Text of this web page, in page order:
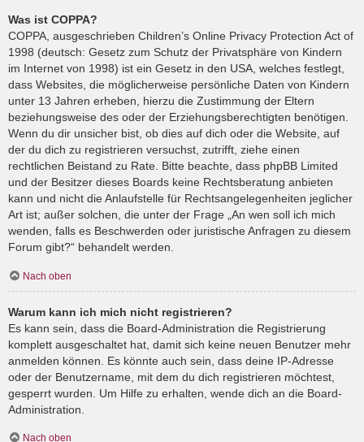
Was ist COPPA?
COPPA, ausgeschrieben Children’s Online Privacy Protection Act of
1998 (deutsch: Gesetz zum Schutz der Privatsphäre von Kindern
im Internet von 1998) ist ein Gesetz in den USA, welches festlegt,
dass Websites, die möglicherweise persönliche Daten von Kindern
unter 13 Jahren erheben, hierzu die Zustimmung der Eltern
beziehungsweise des oder der Erziehungsberechtigten benötigen.
Wenn du dir unsicher bist, ob dies auf dich oder die Website, auf
der du dich zu registrieren versuchst, zutrifft, ziehe einen
rechtlichen Beistand zu Rate. Bitte beachte, dass phpBB Limited
und der Besitzer dieses Boards keine Rechtsberatung anbieten
kann und nicht die Anlaufstelle für Rechtsangelegenheiten jeglicher
Art ist; außer solchen, die unter der Frage „An wen soll ich mich
wenden, falls es Beschwerden oder juristische Anfragen zu diesem
Forum gibt?“ behandelt werden.
Nach oben
Warum kann ich mich nicht registrieren?
Es kann sein, dass die Board-Administration die Registrierung
komplett ausgeschaltet hat, damit sich keine neuen Benutzer mehr
anmelden können. Es könnte auch sein, dass deine IP-Adresse
oder der Benutzername, mit dem du dich registrieren möchtest,
gesperrt wurden. Um Hilfe zu erhalten, wende dich an die Board-
Administration.
Nach oben